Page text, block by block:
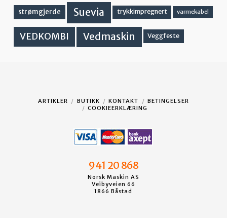
strømgjerde Suevia trykkimpregnert varmekabel
VEDKOMBI Vedmaskin Veggfeste
ARTIKLER BUTIKK KONTAKT
BETINGELSER
COOKIEERKLÆRING
941 20 868
Norsk Maskin AS
Veibyveien 66
1866 Båstad